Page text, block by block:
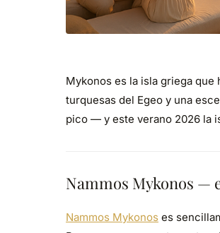
Mykonos es la isla griega
turquesas del Egeo y una
pico — y este verano 2026 la
Nammos Mykonos —
Nammos Mykonos es